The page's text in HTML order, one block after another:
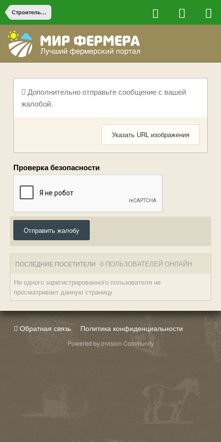
Строительство на ферме
Дополнительно отправьте сообщение с вашей
жалобой.
Указать URL изображения
Проверка безопасности
Отправить жалобу
ПОСЛЕДНИЕ ПОСЕТИТЕЛИ 0 ПОЛЬЗОВАТЕЛЕЙ ОНЛАЙН
Ни одного зарегистрированного пользователя не
просматривает данную страницу
Обратная связь Политика конфиденциальности
Powered by Invision Community